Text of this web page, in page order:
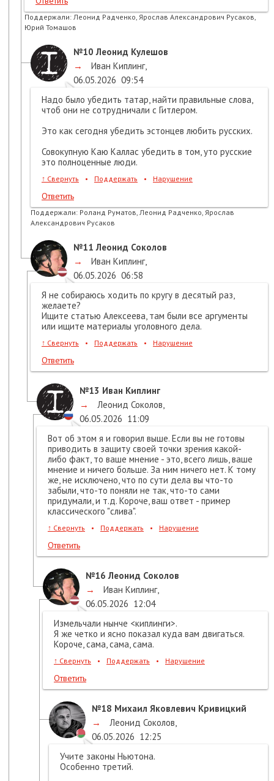
Поддержали: Леонид Радченко, Ярослав Александрович Русаков,
Юрий Томашов
№10 Леонид Кулешов
→
Иван Киплинг,
06.05.2026 09:54
Надо было убедить татар, найти правильные слова,
чтоб они не сотрудничали с Гитлером.
Это как сегодня убедить эстонцев любить русских.
Совокупную Каю Каллас убедить в том, уто русские
это полноценные люди.
↑ Свернуть • Поддержать • Нарушение
Ответить
Поддержали: Роланд Руматов, Леонид Радченко, Ярослав
Александрович Русаков
№11 Леонид Соколов
→
Иван Киплинг,
06.05.2026 06:58
Я не собираюсь ходить по кругу в десятый раз,
желаете?
Ищите статью Алексеева, там были все аргументы
или ищите материалы уголовного дела.
↑ Свернуть • Поддержать • Нарушение
Ответить
№13 Иван Киплинг
→
Леонид Соколов,
06.05.2026 11:09
Вот об этом я и говорил выше. Если вы не готовы
приводить в защиту своей точки зрения какой-
либо факт, то ваше мнение - это, всего лишь, ваше
мнение и ничего больше. За ним ничего нет. К тому
же, не исключено, что по сути дела вы что-то
забыли, что-то поняли не так, что-то сами
придумали, и т.д. Короче, ваш ответ - пример
классического "слива".
↑ Свернуть • Поддержать • Нарушение
Ответить
№16 Леонид Соколов
→
Иван Киплинг,
06.05.2026 12:04
Измельчали нынче <киплинги>.
Я же четко и ясно показал куда вам двигаться.
Короче, сама, сама, сама.
↑ Свернуть • Поддержать • Нарушение
Ответить
№18 Михаил Яковлевич Кривицкий
→
Леонид Соколов,
06.05.2026 12:25
Учите законы Ньютона.
Особенно третий.